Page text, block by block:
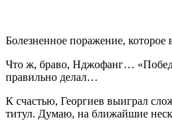
Болезненное поражение,
Что ж, браво, Нджофанг…
правильно делал…
К счастью, Георгиев выиграл
титул. Думаю, на ближайшие